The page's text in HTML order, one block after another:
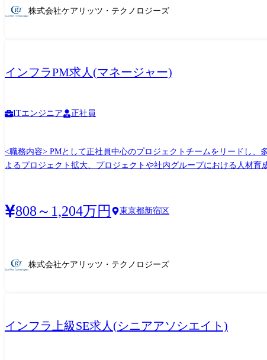
の定める業務全般
株式会社ケアリッツ・テクノロジーズ
インフラPM求人(マネージャー)
ITエンジニア 正社員
<職務内容> PMとして正社員中心のプロジェクトチームをリードし
よるプロジェクト拡大、プロジェクトや社内グループにおける人材育成などの業務にも従事いただきます。 <具体的な業務
ム・インフラ要件へ落とし込む役割を担います。 ・ビジネス部門と
ダクトにおける課題管理および業務分析の支援 ・経営層向け報告資料の作成支援 ●アカウントマネジメント 顧客アカウントの責任者として、プロジェクト横断で
連携 ・経営会議における論議・提言および決定事項の実行・展開 <社内施策> ●品質管理グループ シニアマネージャー以上が在籍する品質管理グループでは、全社横断的な品質レベル向上
顧客課題(見えないシーズ)の発見やヒアリングから提案、プロジェク
808～1,204万円 東京都新宿区
株式会社ケアリッツ・テクノロジーズ
インフラ上級SE求人(シニアアソシエイト)